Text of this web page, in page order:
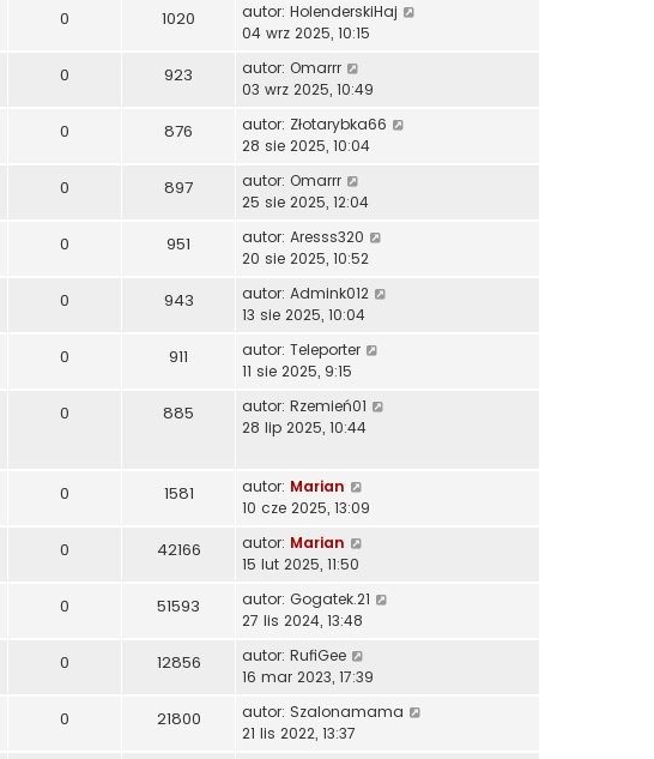
0 1020 autor: HolenderskiHaj
04 wrz 2025, 10:15
0 923 autor: Omarrr
03 wrz 2025, 10:49
0 876 autor: Złotarybka66
28 sie 2025, 10:04
0 897 autor: Omarrr
25 sie 2025, 12:04
0 951 autor: Aresss320
20 sie 2025, 10:52
0 943 autor: Admink012
13 sie 2025, 10:04
0 911 autor: Teleporter
11 sie 2025, 9:15
0 885 autor: Rzemień01
28 lip 2025, 10:44
0 1581 autor: Marian
10 cze 2025, 13:09
0 42166 autor: Marian
15 lut 2025, 11:50
0 51593 autor: Gogatek.21
27 lis 2024, 13:48
0 12856 autor: RufiGee
16 mar 2023, 17:39
0 21800 autor: Szalonamama
21 lis 2022, 13:37